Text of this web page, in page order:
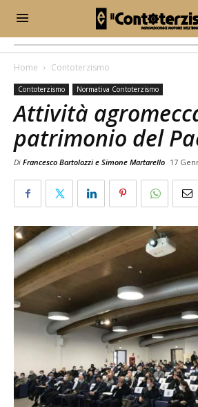
Home Contoterzismo
Contoterzismo Normativa Contoterzismo
Attività
patrimonio del
Di Francesco Bartolozzi e Simone Martarello 17